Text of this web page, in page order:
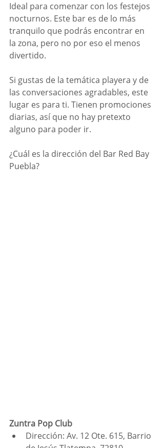
Ideal para comenzar con los festejos
nocturnos. Este bar es de lo más
tranquilo que podrás encontrar en
la zona, pero no por eso el menos
divertido.
Si gustas de la temática playera y de
las conversaciones agradables, este
lugar es para ti. Tienen promociones
diarias, así que no hay pretexto
alguno para poder ir.
¿Cuál es la dirección del Bar Red Bay
Puebla?
Zuntra Pop Club
Dirección: Av. 12 Ote. 615, Barrio